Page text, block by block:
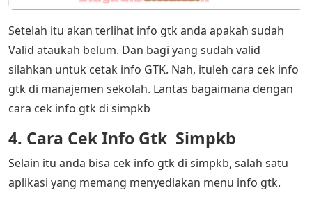
Setelah itu akan terlihat info gtk anda apakah sudah
Valid ataukah belum. Dan bagi yang sudah valid
silahkan untuk cetak info GTK. Nah, ituleh cara cek info
gtk di manajemen sekolah. Lantas bagaimana dengan
cara cek info gtk di simpkb
4. Cara Cek Info Gtk Simpkb
Selain itu anda bisa cek info gtk di simpkb, salah satu
aplikasi yang memang menyediakan menu info gtk.